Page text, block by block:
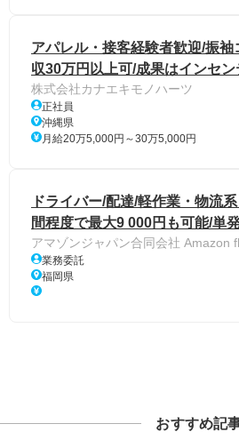
アパレル・接客経験者歓迎/振袖
収30万円以上可/成果はインセ
株式会社カナエキモノハーツ
正社員
沖縄県
月給20万5,000円～30万5,000円
ドライバー/配達/軽作業・物流
間程度で最大9 000円も可能/単
アマゾンジャパン合同会社 Amazon
業務委託
福岡県
おすすめ記